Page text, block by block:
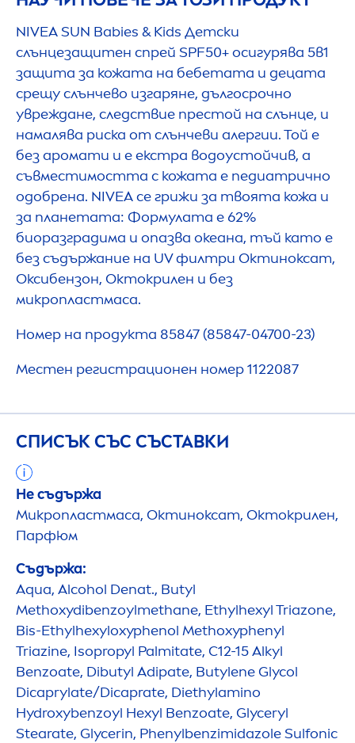
NIVEASUN Babies & Kids Детски
слънцезащитен спрей SPF50+ осигурява 5в1
защита за кожата на бебетата и децата
срещу слънчево изгаряне, дългосрочно
увреждане, следствие престой на слънце, и
намалява риска от слънчеви алергии. Той е
без аромати и е екстра водоустойчив, а
съвместимостта с кожата е педиатрично
одобрена. NIVEAсе грижи за твоята кожа и
за планетата: Формулата е 62%
биоразградима и опазва океана, тъй като е
без съдържание на UV филтри Октиноксат,
Оксибензон, Октокрилен и без
микропластмаса.
Номер на продукта 85847 (85847-04700-23)
Местен регистрационен номер 1122087
СПИСЪК СЪС СЪСТАВКИ
Не съдържа
Микропластмаса, Октиноксат, Октокрилен,
Парфюм
Съдържа:
Aqua, Alcohol Denat., Butyl
Methoxydibenzoylmethane, Ethylhexyl Triazone,
Bis-Ethylhexyloxyphenol Methoxyphenyl
Triazine, Isopropyl Palmitate, C12-15 Alkyl
Benzoate, Dibutyl Adipate, Butylene Glycol
Dicaprylate/Dicaprate, Diethylamino
Hydroxybenzoyl Hexyl Benzoate, Glyceryl
Stearate, Glycerin, Phenylbenzimidazole Sulfonic